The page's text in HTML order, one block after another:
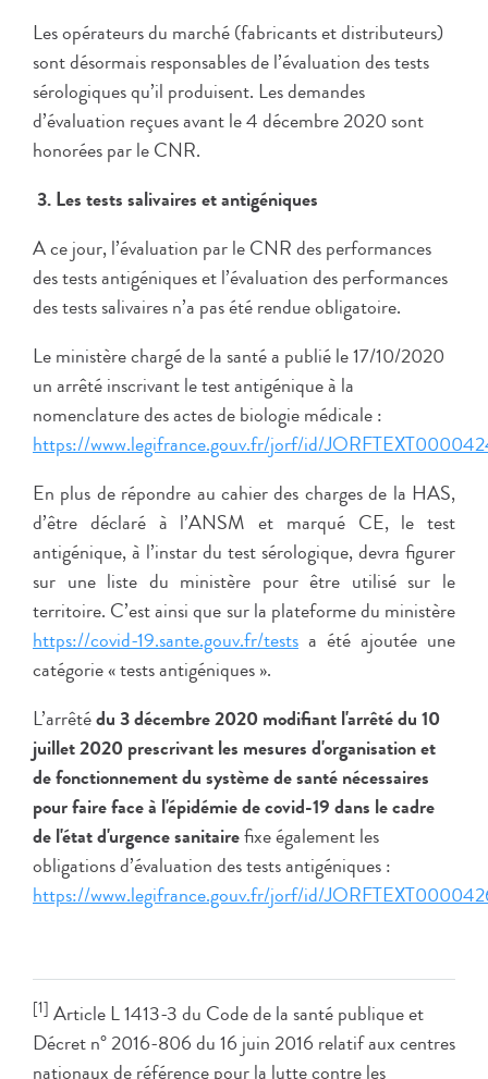
Les opérateurs du marché (fabricants et distributeurs)
sont désormais responsables de l’évaluation des tests
sérologiques qu’il produisent. Les demandes
d’évaluation reçues avant le 4 décembre 2020 sont
honorées par le CNR.
3. Les tests salivaires et antigéniques
A ce jour, l’évaluation par le CNR des performances
des tests antigéniques et l’évaluation des performances
des tests salivaires n’a pas été rendue obligatoire.
Le ministère chargé de la santé a publié le 17/10/2020
un arrêté inscrivant le test antigénique à la
nomenclature des actes de biologie médicale :
https://www.legifrance.gouv.fr/jorf/id/
En plus de répondre au cahier des charges de la HAS,
d’être déclaré à l’ANSM et marqué CE, le test
antigénique, à l’instar du test sérologique, devra figurer
sur une liste du ministère pour être utilisé sur le
territoire. C’est ainsi que sur la plateforme du ministère
https://covid-19.sante.gouv.fr/tests a été ajoutée une
catégorie « tests antigéniques ».
L’arrêtédu 3 décembre 2020 modifiant l'arrêté du 10
juillet 2020 prescrivant les mesures d'organisation et
de fonctionnement du système de santé nécessaires
pour faire face à l'épidémie de covid-19 dans le cadre
de l'état d'urgence sanitairefixe également les
obligations d’évaluation des tests antigéniques :
https://www.legifrance.gouv.fr/jorf/id/
[1] Article L 1413-3 du Code de la santé publique et
Décret n° 2016-806 du 16 juin 2016 relatif aux centres
nationaux de référence pour la lutte contre les